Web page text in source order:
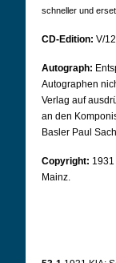
schneller und
CD-Edition: V/
Autograph:
Autographen
Verlag auf
an den
Basler Paul
Copyright: 1931
Mainz.